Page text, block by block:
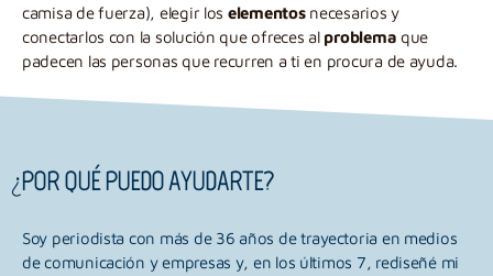
camisa de fuerza), elegir los elementosnecesarios y
conectarlos con la solución que ofreces al problema que
padecen las personas que recurren a ti en procura de ayuda.
¿POR QUÉ PUEDO AYUDARTE?
Soy periodista con más de 36 años de trayectoria en medios
de comunicación y empresas y, en los últimos 7, rediseñé mi